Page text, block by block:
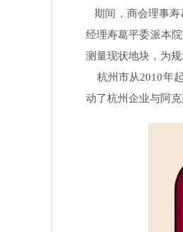
期间，商会理事寿
经理寿葛平委派本
测量现状地块，为
杭州市从2010年
动了杭州企业与阿